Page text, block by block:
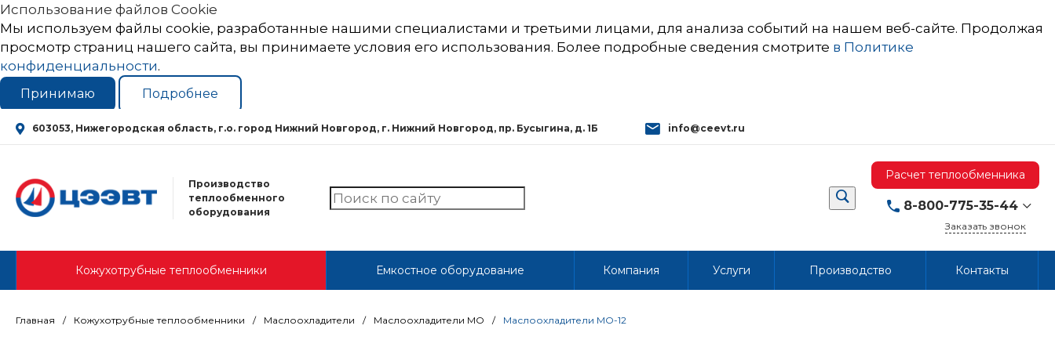
Использование файлов Cookie
Мы используем файлы cookie, разработанные нашими специалистами и третьими лицами, для анализа событий на нашем веб-сайте. Продолжая
просмотр страниц нашего сайта, вы принимаете условия его использования. Более подробные сведения смотрите в Политике
конфиденциальности.
Принимаю Подробнее
603053, Нижегородская область, г.о. город Нижний Новгород, г. Нижний Новгород, пр. Бусыгина, д. 1Б info@ceevt.ru
Производство
теплообменного
оборудования
Расчет теплообменника
8-800-775-35-44
8-800-775-35-44
область, г.о. город
Заказать звонок
Кожухотрубные теплообменники Емкостное оборудование Компания Услуги Производство Контакты
Главная / Кожухотрубные теплообменники / Маслоохладители / Маслоохладители МО / Маслоохладители МО-12